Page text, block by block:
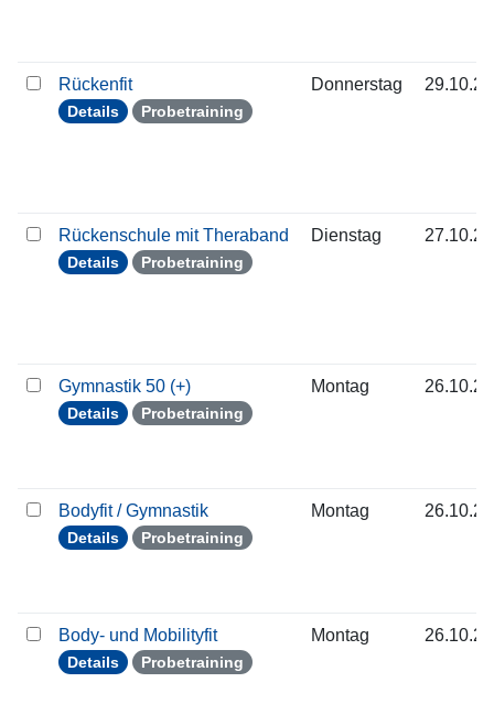
Rückenfit
Details Probetraining
Donnerstag
Rückenschule mit Theraband
Details Probetraining
Dienstag
Gymnastik 50 (+)
Details Probetraining
Montag
Bodyfit / Gymnastik
Details Probetraining
Montag
Body- und Mobilityfit
Details Probetraining
Montag